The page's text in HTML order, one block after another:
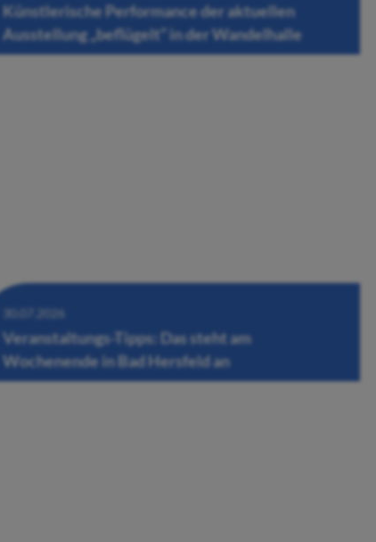
Künstlerische Performance der aktuellen
Ausstellung „beflügelt“ in der Wandelhalle
30.07.2026
Veranstaltungs-Tipps: Das steht am
Wochenende in Bad Hersfeld an